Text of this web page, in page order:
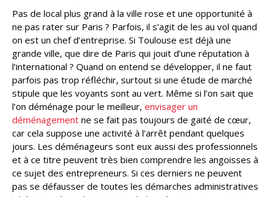
Pas de local plus grand à la ville rose et une opportunité à
ne pas rater sur Paris ? Parfois, il s’agit de les au vol quand
on est un chef d’entreprise. Si Toulouse est déjà une
grande ville, que dire de Paris qui jouit d’une réputation à
l’international ? Quand on entend se développer, il ne faut
parfois pas trop réfléchir, surtout si une étude de marché
stipule que les voyants sont au vert. Même si l’on sait que
l’on déménage pour le meilleur, envisager un
déménagement ne se fait pas toujours de gaité de cœur,
car cela suppose une activité à l’arrêt pendant quelques
jours. Les déménageurs sont eux aussi des professionnels
et à ce titre peuvent très bien comprendre les angoisses à
ce sujet des entrepreneurs. Si ces derniers ne peuvent
pas se défausser de toutes les démarches administratives